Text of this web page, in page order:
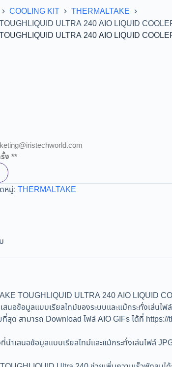
COOLING KIT
THERMALTAKE
ULTRA 240 AIO LIQUID
ULTRA 240 AIO LIQUID
ง **
หมู่: THERMALTAKE
TOUGHLIQUID ULTRA 240 AIO LIQUID
นอข้อมูลแบบเรียลไทม์ของระบบและแม้กระทั่งเล่
สุด สามารถ Download ไฟล์ AIO GIFs ได้ที่
เสนอข้อมูลแบบเรียลไทม์และแม้กระทั่งเล่นไฟล์